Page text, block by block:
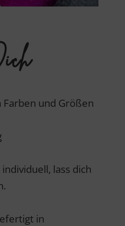
Farben und Größen
lass dich
in